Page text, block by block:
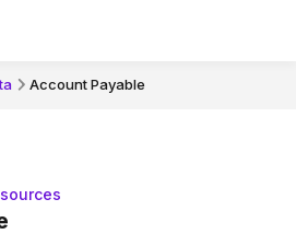
Account Payable